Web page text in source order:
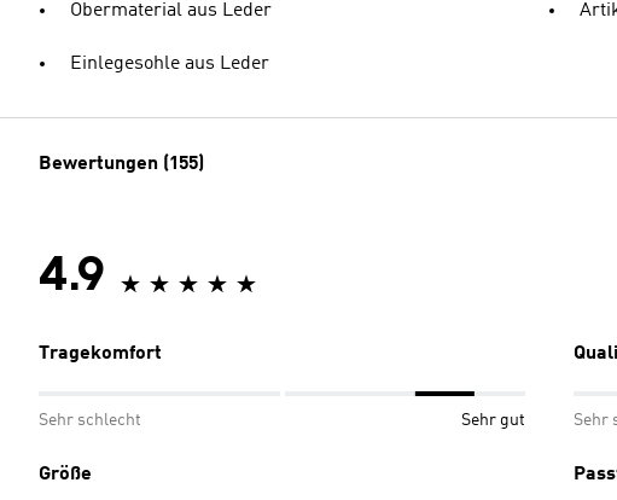
Obermaterial aus Leder
Einlegesohle aus Leder
Bewertungen (155)
4.9
Tragekomfort
Sehr schlecht Sehr gut Sehr
Größe